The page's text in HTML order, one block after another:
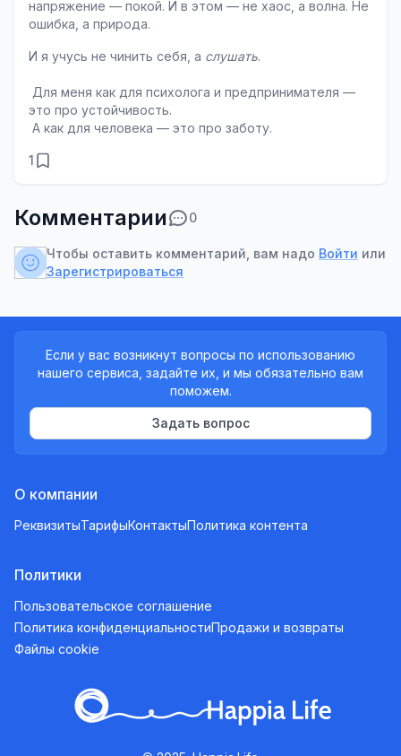
напряжение — покой. И в этом — не хаос, а волна. Не
ошибка, а природа.
И я учусь не чинить себя, а слушать.
это про устойчивость.
А как для человека — это про заботу.
1
Комментарии 0
Чтобы оставить комментарий, вам надо Войти или
Зарегистрироваться
О компании
РеквизитыТарифыКонтактыПолитика контента
Политики
Пользовательское соглашение
Политика конфиденциальностиПродажи и возвраты
Файлы cookie
Если у вас возникнут вопросы по использованию
нашего сервиса, задайте их, и мы обязательно вам
поможем.
Задать вопрос